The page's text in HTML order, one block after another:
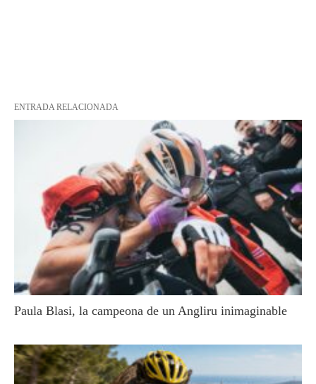
ENTRADA RELACIONADA
Paula Blasi, la campeona de un Angliru inimaginable